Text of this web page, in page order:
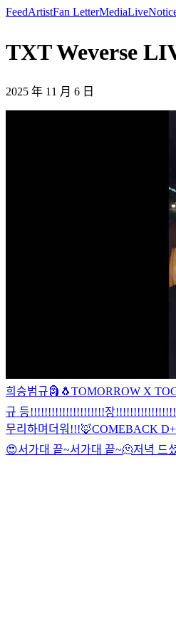
FeedArtistFan LetterMediaLive
TXT Weverse
2025 年 11 月 6 日
희승범규🗿 🐧TOMORROW X
규 등!!!!!!!!!!!!!!!!!!!!!장
무리하며 더워!!!🦊COMEBACK
😍서가대 끝~서가대 끝~🫠저녁 드